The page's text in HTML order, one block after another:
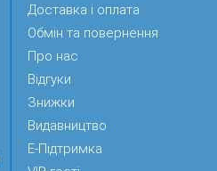
Доставка і оплата
Обмін та повернення
Про нас
Відгуки
Знижки
Видавництво
Е-Підтримка